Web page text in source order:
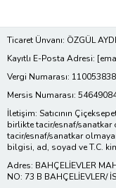
Ticaret Ünvanı: ÖZGÜL
Kayıtlı E-Posta Adresi:
Vergi Numarası:
Mersis Numarası:
İletişim: Satıcının
birlikte tacir/esnaf/sanatkar
tacir/esnaf/sanatkar
bilgisi, ad, soyad ve T.C.
Adres: BAHÇELİEVLER
NO: 73 B BAHÇELİEVLER/